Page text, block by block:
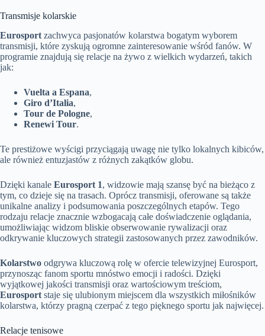
Transmisje kolarskie
Eurosport zachwyca pasjonatów kolarstwa bogatym wyborem
transmisji, które zyskują ogromne zainteresowanie wśród fanów. W
programie znajdują się relacje na żywo z wielkich wydarzeń, takich
jak:
Vuelta a Espana,
Giro d’Italia,
Tour de Pologne,
Renewi Tour.
Te prestiżowe wyścigi przyciągają uwagę nie tylko lokalnych kibiców,
ale również entuzjastów z różnych zakątków globu.
Dzięki kanale Eurosport 1, widzowie mają szansę być na bieżąco z
tym, co dzieje się na trasach. Oprócz transmisji, oferowane są także
unikalne analizy i podsumowania poszczególnych etapów. Tego
rodzaju relacje znacznie wzbogacają całe doświadczenie oglądania,
umożliwiając widzom bliskie obserwowanie rywalizacji oraz
odkrywanie kluczowych strategii zastosowanych przez zawodników.
Kolarstwo odgrywa kluczową rolę w ofercie telewizyjnej Eurosport,
przynosząc fanom sportu mnóstwo emocji i radości. Dzięki
wyjątkowej jakości transmisji oraz wartościowym treściom,
Eurosport staje się ulubionym miejscem dla wszystkich miłośników
kolarstwa, którzy pragną czerpać z tego pięknego sportu jak najwięcej.
Relacje tenisowe